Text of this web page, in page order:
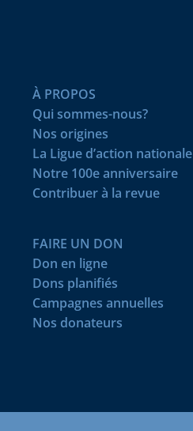
À PROPOS
Qui sommes-nous?
Nos origines
La Ligue d’action nationale
Notre 100e anniversaire
Contribuer à la revue
FAIRE UN DON
Don en ligne
Dons planifiés
Campagnes annuelles
Nos donateurs